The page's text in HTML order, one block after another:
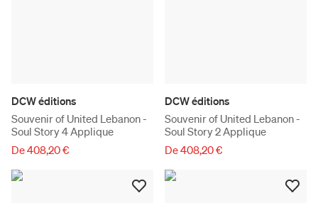
DCW éditions
Souvenir of United Lebanon -
Soul Story 4 Applique
De 408,20 €
DCW éditions
Souvenir of United Lebanon -
Soul Story 2 Applique
De 408,20 €